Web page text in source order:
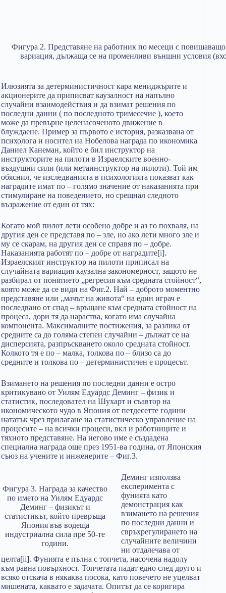
Фигура 2. Представяне на работник по месеци с
вариация, дължаща се на променливи външни условия
Илюзията за детерминистичност кара мениджърите и
акционерите да приписват каузалност на напълно
случайни взаимодействия и да взимат решения по
последни данни ( по последното тримесечие ), което
може да превърне целенасоченото движение в
блуждаене. Пример за първото е история, разказвана от
психолога и носител на Нобелова награда по икономика
Даниел Канеман, който е бил инструктор на
инструкторите на пилоти в Израелските военно-
въздушни сили (или метаинструктор на пилоти). Той им
обяснил, че изследванията в психологията показват как
наградите имат по – голямо значение от наказанията при
стимулиране на поведението, но срещнал следното
възражение от един от тях:
Когато мой пилот лети особено добре и аз го похваля, на
другия ден се представя по – зле, но ако лети много зле и
му се скарам, на другия ден се справя по – добре.
Наказанията работят по – добре от наградите[i].
Израелският инструктор на пилоти приписал на
случайната вариация каузална закономерност, защото не
разбирал от понятието „регресия към средната стойност“,
която може да се види на Фиг.2. Най – доброто моментно
представяне или „мачът на живота“ на един играч е
последвано от спад – връщане към средната стойност на
процеса, дори тя да нараства, когато има случайна
компонента. Максималните постижения, за разлика от
средните са до голяма степен случайни – дължат се на
дисперсията, разпръскването около средната стойност.
Колкото тя е по – малка, толкова по – близо са до
средните и толкова по – детерминистичен е процесът.
Взимането на решения по последни данни е остро
критикувано от Уилям Едуардс Деминг – физик и
статистик, последовател на Шухарт и съавтор на
икономическото чудо в Япония от петдесетте години
нататък чрез прилагане на статистическо управление на
процесите – на всички процеси, вкл и работниците и
тяхното представяне. На негово име е създадена
специална награда още през 1951-ва година, от Японския
съюз на учените и инженерите – Фиг.3.
Фигура 3. Награда за качество
по името на Уилям Едуардс
Деминг – физикът и
статистикът, който превръща
Япония във водеща
индустриална сила пре 50-те
години.
Деминг използва
експеримента с
фунията като
демонстрация как
взимането на решения
по последни данни и
свръхрегулирането на
случайните величини
ни отдалечава от
целта[ii]. Фунията е пълна с топчета, насочена надолу
към равна повърхност. Топчетата падат едно след друго и
всяко отскача в някаква посока, като повечето не уцелват
мишената, каквато е задачата. Опитът да се коригира